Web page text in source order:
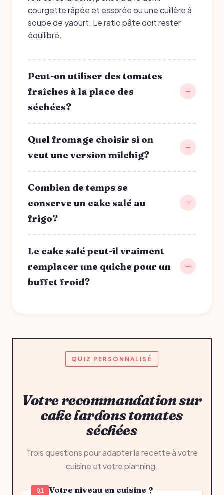
courgette râpée et essorée ou une cuillère à
soupe de yaourt. Le ratio pâte doit rester
équilibré.
Peut-on utiliser des tomates
fraîches à la place des
séchées?
Quel fromage choisir si on
veut une version milchig?
Combien de temps se
conserve un cake salé au
frigo?
Le cake salé peut-il vraiment
remplacer une quiche pour un
buffet froid?
QUIZ PERSONNALISÉ
Votre recommandation sur
cake lardons tomates
séchées
Trois questions pour adapter la recette à votre
cuisine et votre planning.
Q1 Votre niveau en cuisine ?